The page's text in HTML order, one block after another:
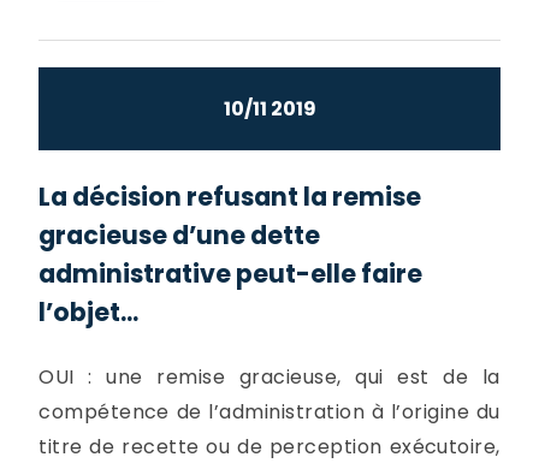
10/11 2019
La décision refusant la remise
gracieuse d’une dette
administrative peut-elle faire
l’objet...
OUI : une remise gracieuse, qui est de la
compétence de l’administration à l’origine du
titre de recette ou de perception exécutoire,